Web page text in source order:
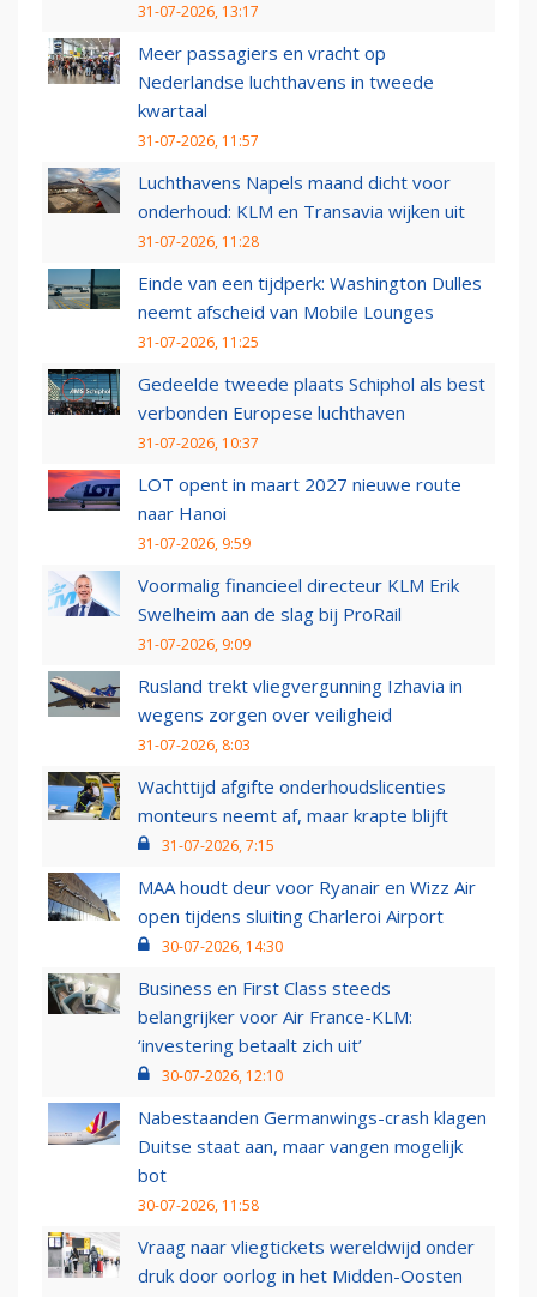
31-07-2026, 13:17
Meer passagiers en vracht op
Nederlandse luchthavens in tweede
kwartaal
31-07-2026, 11:57
Luchthavens Napels maand dicht voor
onderhoud: KLM en Transavia wijken uit
31-07-2026, 11:28
Einde van een tijdperk: Washington Dulles
neemt afscheid van Mobile Lounges
31-07-2026, 11:25
Gedeelde tweede plaats Schiphol als best
verbonden Europese luchthaven
31-07-2026, 10:37
LOT opent in maart 2027 nieuwe route
naar Hanoi
31-07-2026, 9:59
Voormalig financieel directeur KLM Erik
Swelheim aan de slag bij ProRail
31-07-2026, 9:09
Rusland trekt vliegvergunning Izhavia in
wegens zorgen over veiligheid
31-07-2026, 8:03
Wachttijd afgifte onderhoudslicenties
monteurs neemt af, maar krapte blijft
31-07-2026, 7:15
MAA houdt deur voor Ryanair en Wizz Air
open tijdens sluiting Charleroi Airport
30-07-2026, 14:30
Business en First Class steeds
belangrijker voor Air France-KLM:
‘investering betaalt zich uit’
30-07-2026, 12:10
Nabestaanden Germanwings-crash klagen
Duitse staat aan, maar vangen mogelijk
bot
30-07-2026, 11:58
Vraag naar vliegtickets wereldwijd onder
druk door oorlog in het Midden-Oosten